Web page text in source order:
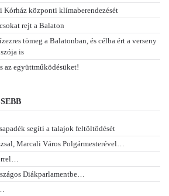
központi klímaberendezését
rejt a Balaton
tömeg a Balatonban, és célba ért a verseny
is
az együttműködésüket!
segíti a talajok feltöltődését
Marcali Város Polgármesterével…
Diákparlamentbe…